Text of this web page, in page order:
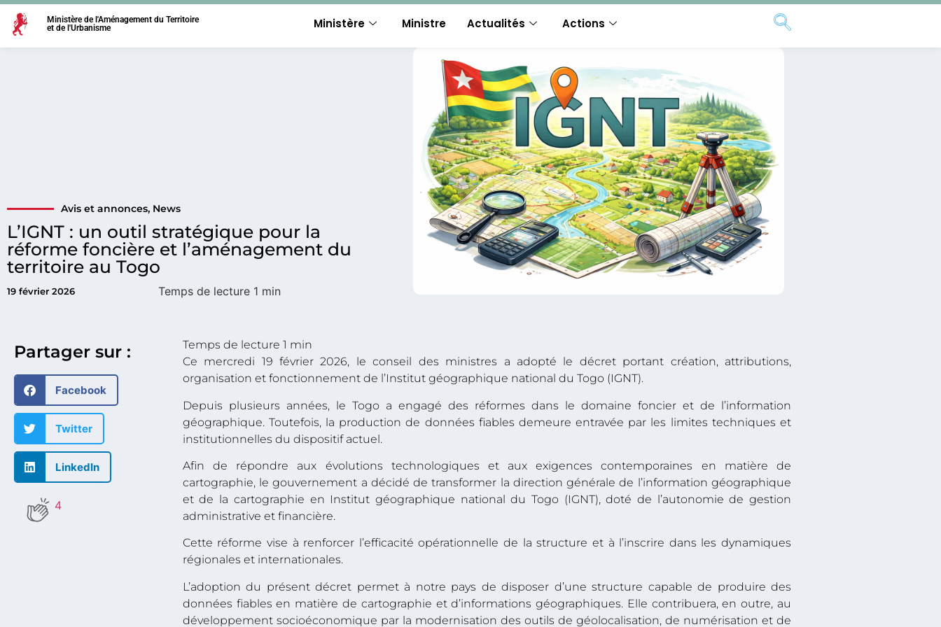
Ministère de l'Aménagement du Territoire
et de l'Urbanisme
Ministère Ministre Actualités Actions
Avis et annonces, News
L’IGNT : un outil stratégique pour la
réforme foncière et l’aménagement du
territoire au Togo
19 février 2026
Partager sur :
Facebook
Twitter
LinkedIn
4
Ce mercredi 19 février 2026, le conseil des ministres a adopté le décret portant création, attributions,
organisation et fonctionnement de l’Institut géographique national du Togo (IGNT).
Depuis plusieurs années, le Togo a engagé des réformes dans le domaine foncier et de l’information
géographique. Toutefois, la production de données fiables demeure entravée par les limites techniques et
institutionnelles du dispositif actuel.
Afin de répondre aux évolutions technologiques et aux exigences contemporaines en matière de
cartographie, le gouvernement a décidé de transformer la direction générale de l’information géographique
et de la cartographie en Institut géographique national du Togo (IGNT), doté de l’autonomie de gestion
administrative et financière.
Cette réforme vise à renforcer l’efficacité opérationnelle de la structure et à l’inscrire dans les dynamiques
régionales et internationales.
L’adoption du présent décret permet à notre pays de disposer d’une structure capable de produire des
données fiables en matière de cartographie et d’informations géographiques. Elle contribuera, en outre, au
développement socioéconomique par la modernisation des outils de géolocalisation, de numérisation et de